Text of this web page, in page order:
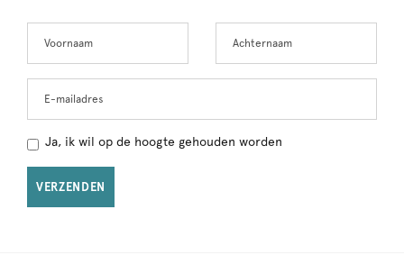
this
Ja, ik wil op de hoogte gehouden worden
VERZENDEN